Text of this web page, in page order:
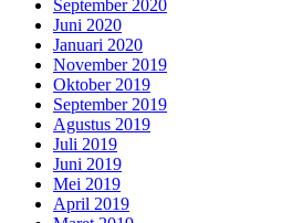
September 2020
Juni 2020
Januari 2020
November 2019
Oktober 2019
September 2019
Agustus 2019
Juli 2019
Juni 2019
Mei 2019
April 2019